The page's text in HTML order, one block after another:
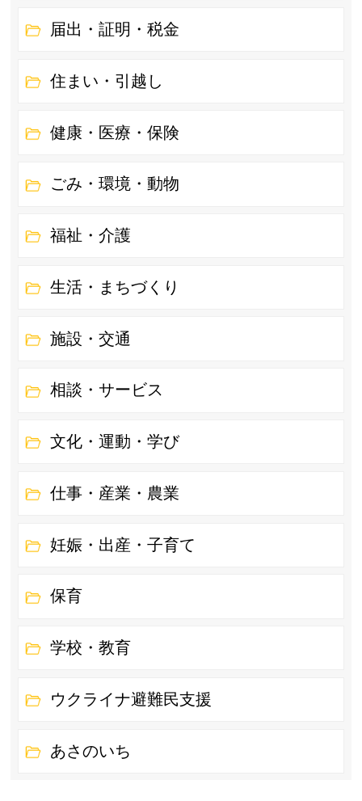
届出・証明・税金
住まい・引越し
健康・医療・保険
ごみ・環境・動物
福祉・介護
生活・まちづくり
施設・交通
相談・サービス
文化・運動・学び
仕事・産業・農業
妊娠・出産・子育て
保育
学校・教育
ウクライナ避難民支援
あさのいち